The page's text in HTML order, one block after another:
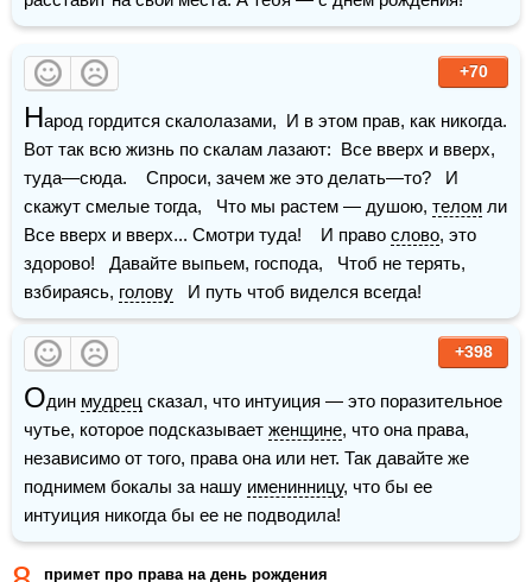
+70
Народ гордится скалолазами,  И в этом прав, как никогда.
Вот так всю жизнь по скалам лазают:  Все вверх и вверх,
туда—сюда.    Спроси, зачем же это делать—то?   И
скажут смелые тогда,   Что мы растем — душою, телом ли
Все вверх и вверх... Смотри туда!    И право слово, это
здорово!   Давайте выпьем, господа,   Чтоб не терять,
взбираясь, голову
   И путь чтоб виделся всегда!
+398
Один мудрец сказал, что интуиция — это поразительное
чутье, которое подсказывает женщине, что она права,
независимо от того, права она или нет. Так давайте же
поднимем бокалы за нашу именинницу, что бы ее
интуиция никогда бы ее не подводила!
примет про права на день рождения